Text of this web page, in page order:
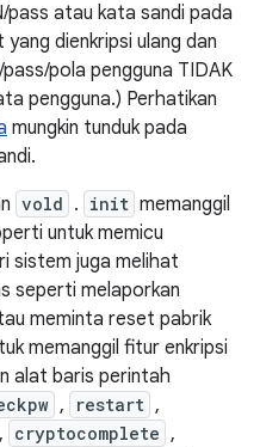
pass atau kata sandi pada
dienkripsi ulang dan
pola pengguna TIDAK
pengguna.) Perhatikan
mungkin tunduk pada
vold . init memanggil
untuk memicu
sistem juga melihat
seperti melaporkan
meminta reset pabrik
memanggil fitur enkripsi
alat baris perintah
, restart ,
, cryptocomplete ,